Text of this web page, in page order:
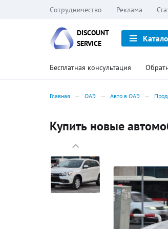
Сотрудничество Реклама
DISCOUNT
SERVICE
Бесплатная консультация
Главная ОАЭ Авто в ОАЭ
Купить новые